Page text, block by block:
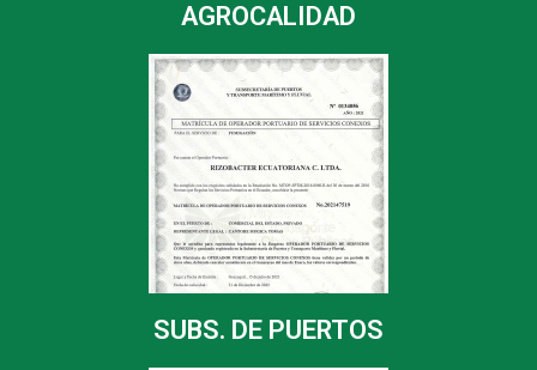
AGROCALIDAD
SUBS. DE PUERTOS